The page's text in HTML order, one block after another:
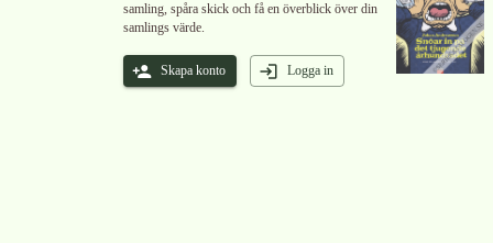
samling, spåra skick och få en överblick över din
samlings värde.
Skapa konto Logga in